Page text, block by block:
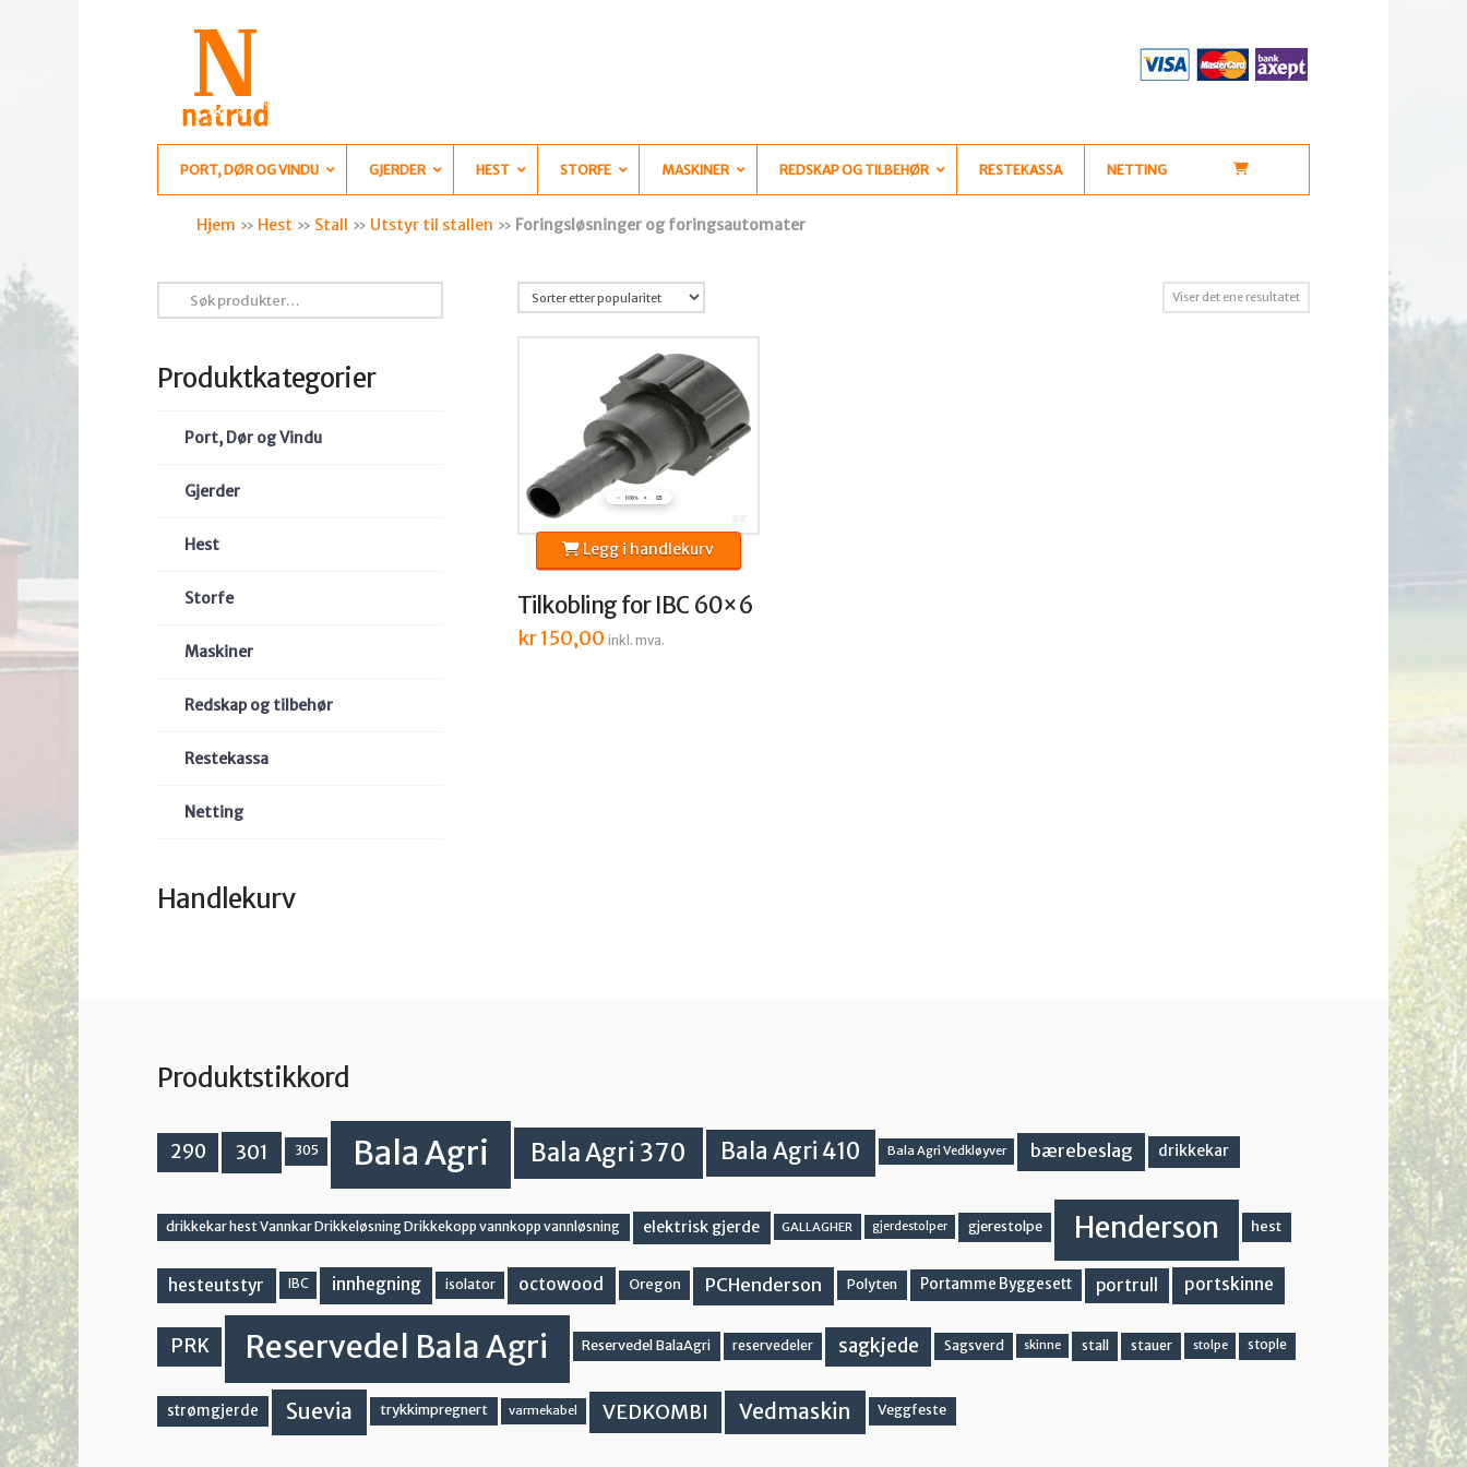
PORT, DØR OG VINDU GJERDER HEST STORFE MASKINER REDSKAP OG TILBEHØR RESTEKASSA NETTING
Hjem » Hest » Stall » Utstyr til stallen » Foringsløsninger og foringsautomater
Viser det ene resultatet
Tilkobling for IBC 60×6
kr150,00 inkl. mva.
Legg i handlekurv
etter:
Produktkategorier
Port, Dør og Vindu
Gjerder
Hest
Storfe
Maskiner
Redskap og tilbehør
Restekassa
Netting
Handlekurv
Produktstikkord
290 301 305 Bala Agri Bala Agri 370 Bala Agri 410 Bala Agri Vedkløyver bærebeslag drikkekar
drikkekar hest Vannkar Drikkeløsning Drikkekopp vannkopp vannløsning elektrisk gjerde GALLAGHER gjerdestolper gjerestolpe Henderson hest
hesteutstyr IBC innhegning isolator octowood Oregon PCHenderson Polyten Portamme Byggesett portrull portskinne
PRK Reservedel Bala Agri Reservedel BalaAgri reservedeler sagkjede Sagsverd skinne stall stauer stolpe stople
strømgjerde Suevia trykkimpregnert varmekabel VEDKOMBI Vedmaskin Veggfeste